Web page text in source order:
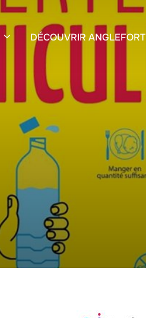
DÉCOUVRIR ANGLEFORT